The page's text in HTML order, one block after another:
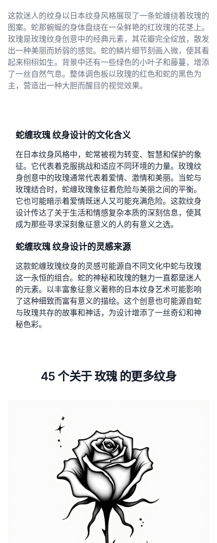
这款迷人的纹身以日本纹身风格展现了一条蛇缠绕着玫瑰的
图案。蛇那蜿蜒的身体盘绕在一朵鲜艳的红玫瑰的花茎上。
玫瑰是玫瑰纹身创意中的经典元素，其花瓣完全绽放，散发
出一种美丽而娇弱的感觉。蛇的鳞片细节刻画入微，使其看
起来栩栩如生。背景中还有一些绿色的小叶子和藤蔓，增添
了一丝自然气息。整体调色板以玫瑰的红色和蛇的黑色为
主，营造出一种大胆而醒目的视觉效果。
蛇缠玫瑰 纹身设计的文化含义
在日本纹身风格中，蛇常被视为转变、智慧和保护的象
征。它代表着克服挑战和适应不同环境的力量。玫瑰纹
身创意中的玫瑰通常代表着爱情、激情和美丽。当蛇与
玫瑰结合时，蛇缠玫瑰象征着危险与美丽之间的平衡。
它也可能暗示着爱情既迷人又可能充满危险。这款纹身
设计传达了关于生活和情感复杂本质的深刻信息，使其
成为那些寻求深刻象征意义的人的有意义之选。
蛇缠玫瑰 纹身设计的灵感来源
这款蛇缠玫瑰纹身的灵感可能源自不同文化中蛇与玫瑰
这一永恒的组合。蛇的神秘和玫瑰的魅力一直都是迷人
的元素。以丰富象征意义著称的日本纹身艺术可能影响
了这种细致而富有意义的描绘。这个创意也可能源自蛇
与玫瑰共存的故事和神话，为设计增添了一丝奇幻和神
秘色彩。
45 个关于 玫瑰 的更多纹身